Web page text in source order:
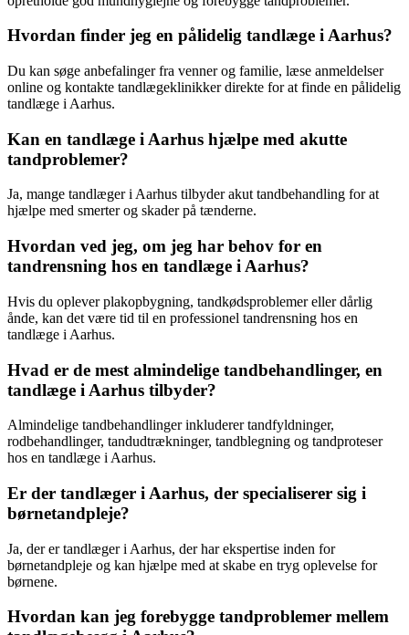
Hvordan finder jeg en pålidelig tandlæge i Aarhus?
Du kan søge anbefalinger fra venner og familie, læse anmeldelser
online og kontakte tandlægeklinikker direkte for at finde en pålidelig
tandlæge i Aarhus.
Kan en tandlæge i Aarhus hjælpe med akutte
tandproblemer?
Ja, mange tandlæger i Aarhus tilbyder akut tandbehandling for at
hjælpe med smerter og skader på tænderne.
Hvordan ved jeg, om jeg har behov for en
tandrensning hos en tandlæge i Aarhus?
Hvis du oplever plakopbygning, tandkødsproblemer eller dårlig
ånde, kan det være tid til en professionel tandrensning hos en
tandlæge i Aarhus.
Hvad er de mest almindelige tandbehandlinger, en
tandlæge i Aarhus tilbyder?
Almindelige tandbehandlinger inkluderer tandfyldninger,
rodbehandlinger, tandudtrækninger, tandblegning og tandproteser
hos en tandlæge i Aarhus.
Er der tandlæger i Aarhus, der specialiserer sig i
børnetandpleje?
Ja, der er tandlæger i Aarhus, der har ekspertise inden for
børnetandpleje og kan hjælpe med at skabe en tryg oplevelse for
børnene.
Hvordan kan jeg forebygge tandproblemer mellem